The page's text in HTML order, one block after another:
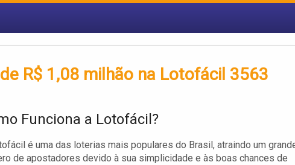
R$ 1,08 milhão na Lotofácil 3563
Funciona a Lotofácil?
é uma das loterias mais populares do Brasil, atraindo um
de apostadores devido à sua simplicidade e às boas chances de